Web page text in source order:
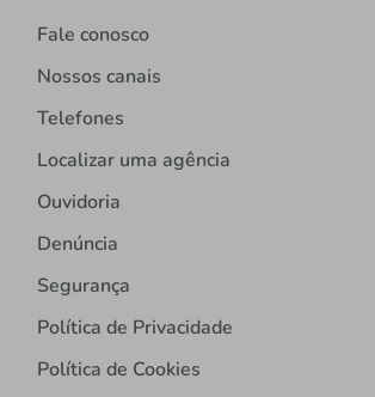
Fale conosco
Nossos canais
Telefones
Localizar uma agência
Ouvidoria
Denúncia
Segurança
Política de Privacidade
Política de Cookies